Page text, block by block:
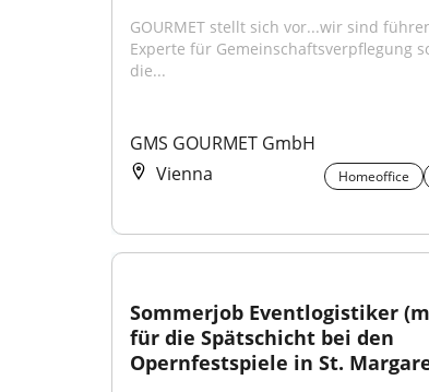
GOURMET stellt sich vor...wir sind
Experte für Gemeinschaftsverpflegung
die...
GMS GOURMET GmbH
Vienna
Homeoffice
Sommerjob Eventlogistiker
für die Spätschicht bei den
Opernfestspiele in St.